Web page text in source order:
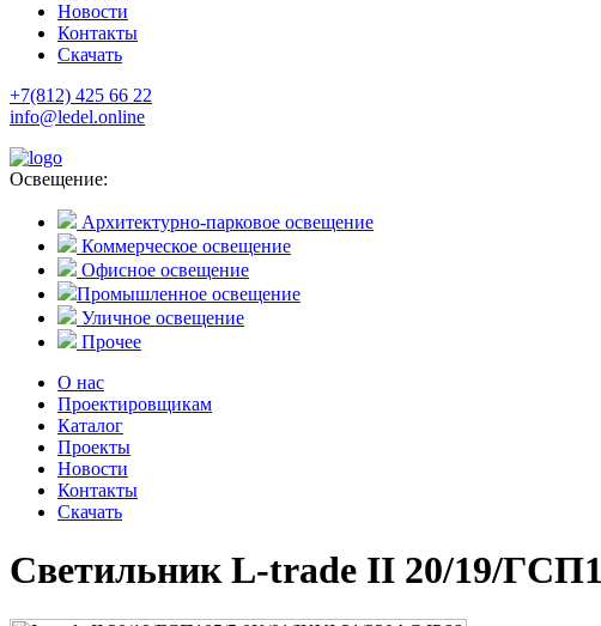
Новости
Контакты
Скачать
+7(812) 425 66 22
info@ledel.online
Освещение:
Архитектурно-парковое освещение
Коммерческое освещение
Офисное освещение
Промышленное освещение
Уличное освещение
Прочее
О нас
Проектировщикам
Каталог
Проекты
Новости
Контакты
Скачать
Светильник L-trade II 20/19/